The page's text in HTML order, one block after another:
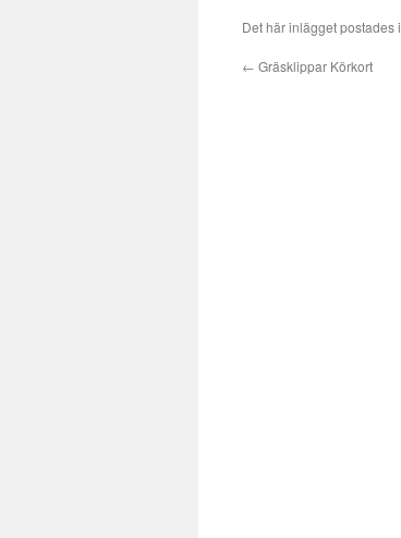
Det här inlägget postades i
← Gräsklippar Körkort